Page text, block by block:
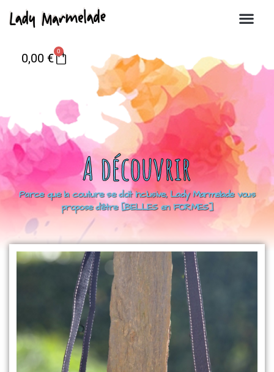
0,00 € 0
A découvrir
Parce que la couture se doit inclusive, Lady Marmelade vous
propose d’être [BELLES en FORMES]